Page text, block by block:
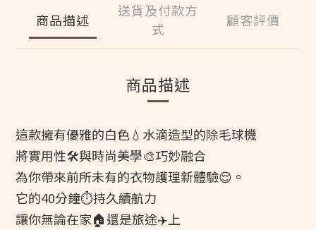
商品描述
送貨及付款方
式
顧客評價
商品描述
這款擁有優雅的白色💧水滴造型的除毛球機
將實用性🛠️與時尚美學🎨巧妙融合
為你帶來前所未有的衣物護理新體驗😌。
它的40分鐘⏱️持久續航力
讓你無論在家🏠還是旅途✈️上